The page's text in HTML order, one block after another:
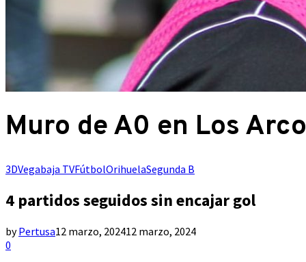
Muro de A0 en Los
3DVegabaja TVFútbolOrihuelaSegunda B
4 partidos seguidos sin encajar gol
byPertusa12 marzo, 202412 marzo, 2024
0